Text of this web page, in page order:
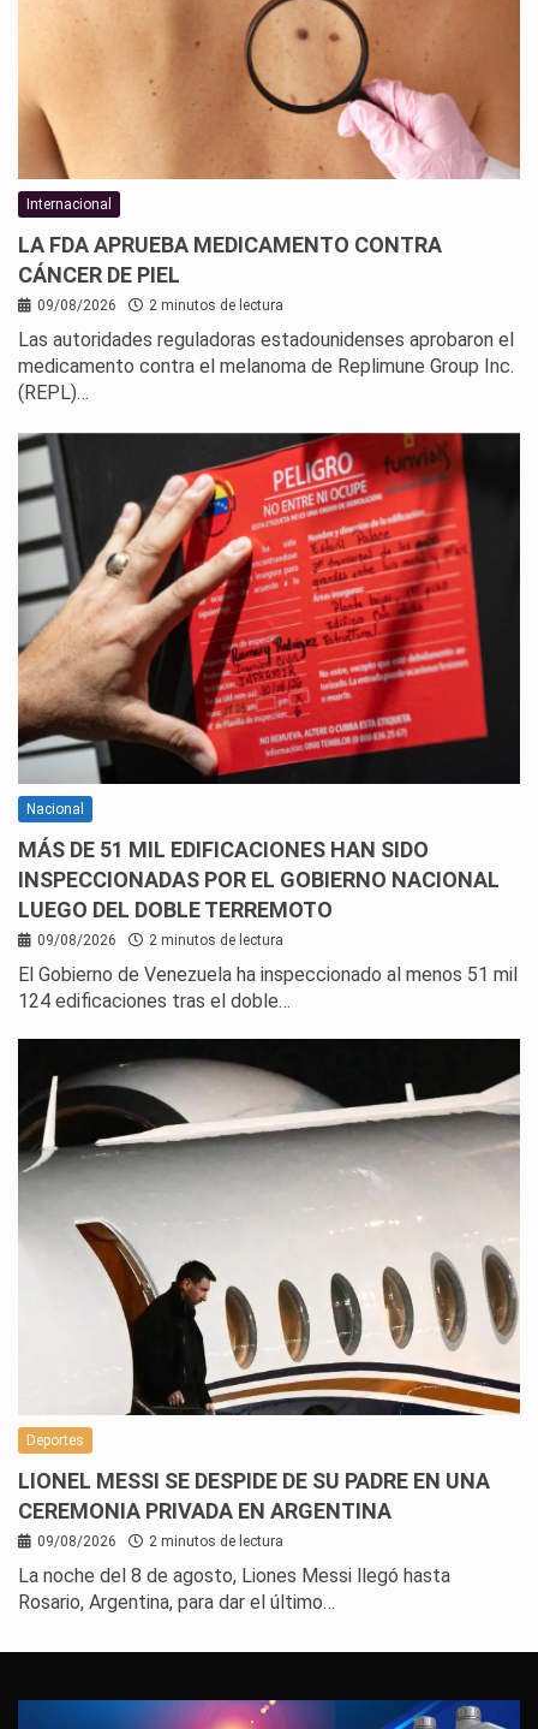
Internacional
LA FDA APRUEBA MEDICAMENTO CONTRA
CÁNCER DE PIEL
09/08/2026 2 minutos de lectura
Las autoridades reguladoras estadounidenses aprobaron el
medicamento contra el melanoma de Replimune Group Inc.
(REPL)…
Nacional
MÁS DE 51 MIL EDIFICACIONES HAN SIDO
INSPECCIONADAS POR EL GOBIERNO NACIONAL
LUEGO DEL DOBLE TERREMOTO
09/08/2026 2 minutos de lectura
El Gobierno de Venezuela ha inspeccionado al menos 51 mil
124 edificaciones tras el doble…
Deportes
LIONEL MESSI SE DESPIDE DE SU PADRE EN UNA
CEREMONIA PRIVADA EN ARGENTINA
09/08/2026 2 minutos de lectura
La noche del 8 de agosto, Liones Messi llegó hasta
Rosario, Argentina, para dar el último…